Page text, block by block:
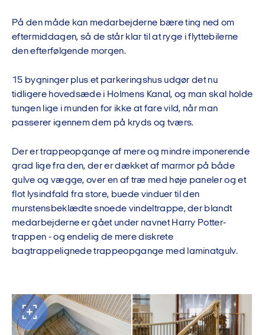
På den måde kan medarbejderne bære ting ned om
eftermiddagen, så de står klar til at ryge i flyttebilerne
den efterfølgende morgen.
15 bygninger plus et parkeringshus udgør det nu
tidligere hovedsæde i Holmens Kanal, og man skal holde
tungen lige i munden for ikke at fare vild, når man
passerer igennem dem på kryds og tværs.
Der er trappeopgange af mere og mindre imponerende
grad lige fra den, der er dækket af marmor på både
gulve og vægge, over en af træ med høje paneler og et
flot lysindfald fra store, buede vinduer til den
murstensbeklædte snoede vindeltrappe, der blandt
medarbejderne er gået under navnet Harry Potter-
trappen - og endelig de mere diskrete
bagtrappelignede trappeopgange med laminatgulv.